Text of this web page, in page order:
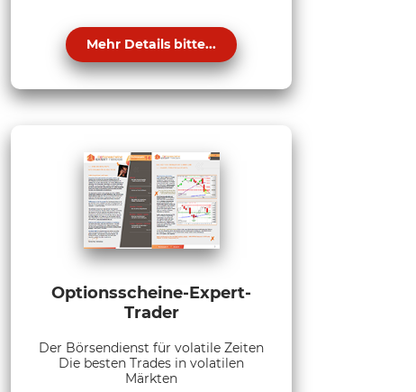
Mehr Details bitte...
Optionsscheine-Expert-
Trader
Der Börsendienst für volatile Zeiten
Die besten Trades in volatilen
Märkten